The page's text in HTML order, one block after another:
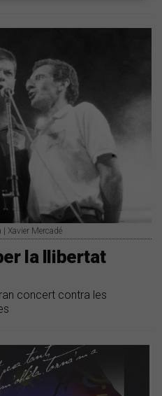
Xavier Mercadé
la llibertat
concert contra les